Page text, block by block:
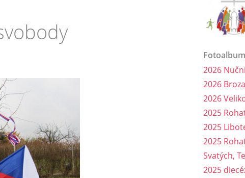
Fotoalbum
2026
2026
2026
2025
2025
2025
Svatých,
2025